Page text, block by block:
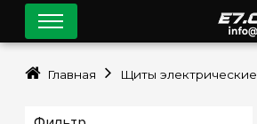
Главная Щиты электрические